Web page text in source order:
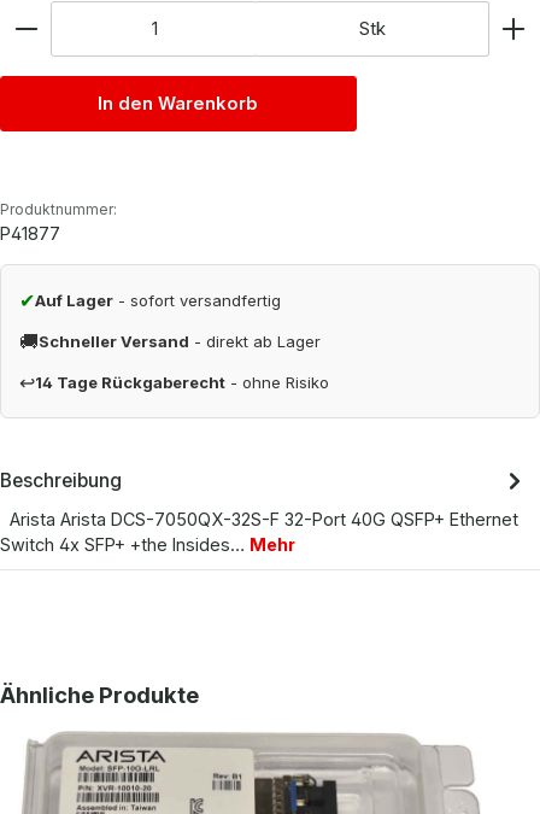
Stk
In den Warenkorb
Produktnummer:
P41877
✔Auf Lager - sofort versandfertig
🚚Schneller Versand - direkt ab Lager
↩14 Tage Rückgaberecht - ohne Risiko
Beschreibung
Arista Arista DCS-7050QX-32S-F 32-Port 40G QSFP+ Ethernet
Switch 4x SFP+ +the Insides… Mehr
Produktgalerie überspringen
Ähnliche Produkte